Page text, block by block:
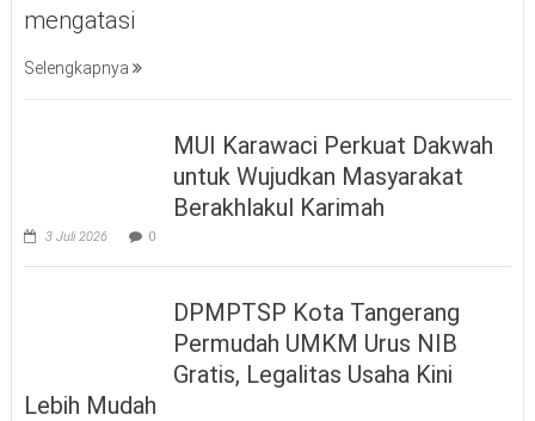
mengatasi
Selengkapnya
MUI Karawaci Perkuat Dakwah
untuk Wujudkan Masyarakat
Berakhlakul Karimah
3 Juli 2026 0
DPMPTSP Kota Tangerang
Permudah UMKM Urus NIB
Gratis, Legalitas Usaha Kini
Lebih Mudah